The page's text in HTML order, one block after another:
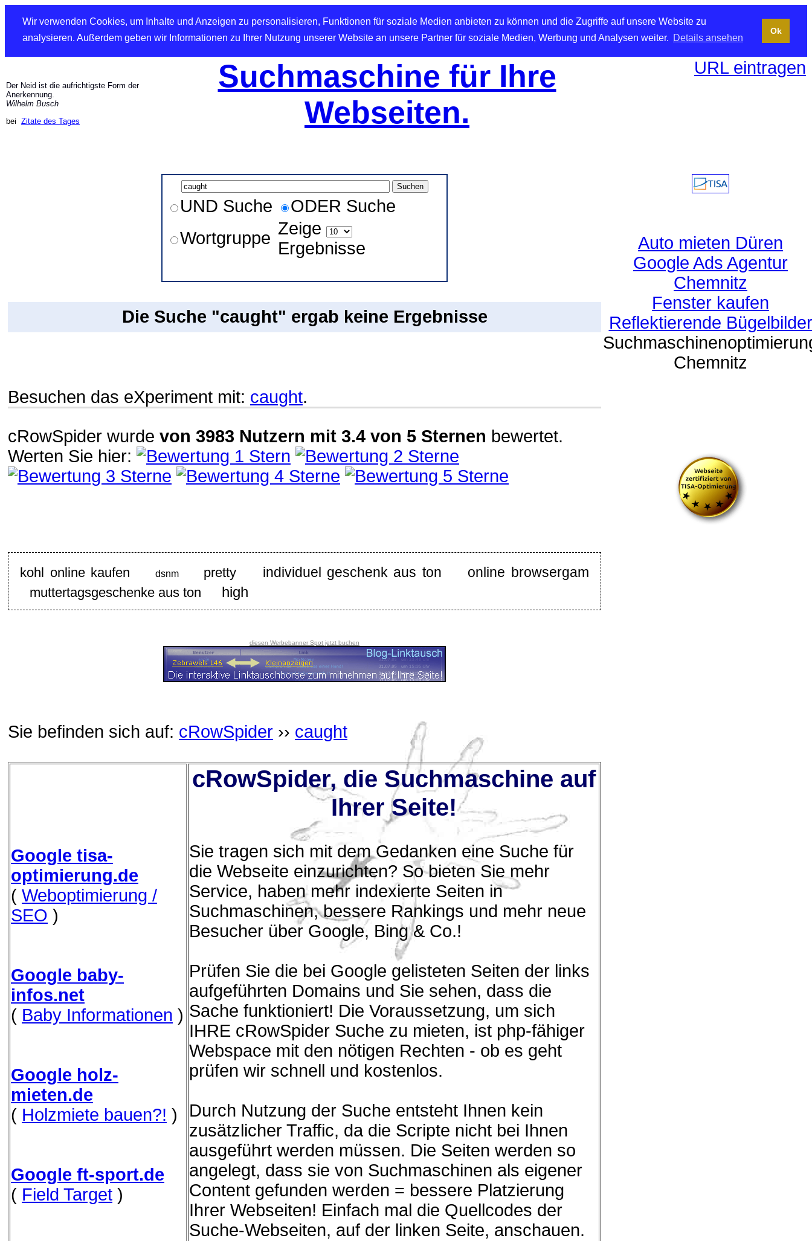
Wir verwenden Cookies, um Inhalte und Anzeigen zu personalisieren, Funktionen für soziale Medien anbieten zu können und die Zugriffe auf unsere Website zu
analysieren. Außerdem geben wir Informationen zu Ihrer Nutzung unserer Website an unsere Partner für soziale Medien, Werbung und Analysen weiter. Details ansehen
Ok
Der Neid ist die aufrichtigste Form der
Anerkennung.
Wilhelm Busch
bei Zitate des Tages
Suchmaschine für Ihre
Webseiten.
URL eintragen
UND Suche
ODER Suche
Wortgruppe Zeige
Ergebnisse
Die Suche "caught" ergab keine Ergebnisse
Besuchen das eXperiment mit: caught.
cRowSpider wurde von 3983 Nutzern mit 3.4 von 5 Sternen bewertet.
Werten Sie hier:
kohl online kaufen dsnm pretty individuel geschenk aus ton online browsergam
muttertagsgeschenke aus ton high
diesen Werbebanner Spot jetzt buchen
Sie befinden sich auf: cRowSpider ›› caught
Google tisa-
optimierung.de
( Weboptimierung /
SEO )
Google baby-
infos.net
( Baby Informationen )
Google holz-
mieten.de
( Holzmiete bauen?! )
Google ft-sport.de
( Field Target )
cRowSpider, die Suchmaschine auf
Ihrer Seite!
Sie tragen sich mit dem Gedanken eine Suche für
die Webseite einzurichten? So bieten Sie mehr
Service, haben mehr indexierte Seiten in
Suchmaschinen, bessere Rankings und mehr neue
Besucher über Google, Bing & Co.!
Prüfen Sie die bei Google gelisteten Seiten der links
aufgeführten Domains und Sie sehen, dass die
Sache funktioniert! Die Voraussetzung, um sich
IHRE cRowSpider Suche zu mieten, ist php-fähiger
Webspace mit den nötigen Rechten - ob es geht
prüfen wir schnell und kostenlos.
Durch Nutzung der Suche entsteht Ihnen kein
zusätzlicher Traffic, da die Scripte nicht bei Ihnen
ausgeführt werden müssen. Die Seiten werden so
angelegt, dass sie von Suchmaschinen als eigener
Content gefunden werden = bessere Platzierung
Ihrer Webseiten! Einfach mal die Quellcodes der
Suche-Webseiten, auf der linken Seite, anschauen.
Auto mieten Düren
Google Ads Agentur
Chemnitz
Fenster kaufen
Reflektierende Bügelbilder
Chemnitz